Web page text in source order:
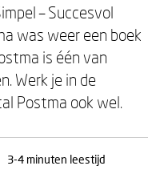
– Succesvol
was weer een boek
is één van
Werk je in de
Postma ook wel.
3-4 minuten leestijd